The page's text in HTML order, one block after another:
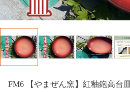
FM6 【やまぜん窯】紅釉鉋高台皿